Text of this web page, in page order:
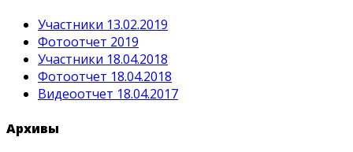
Участники 13.02.2019
Фотоотчет 2019
Участники 18.04.2018
Фотоотчет 18.04.2018
Видеоотчет 18.04.2017
Архивы